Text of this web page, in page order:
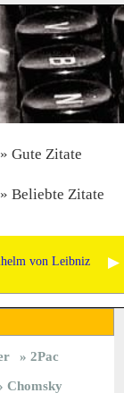
Gute Zitate
Beliebte Zitate
von Leibniz
2Pac
Chomsky